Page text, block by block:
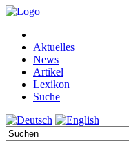
Aktuelles
News
Artikel
Lexikon
Suche